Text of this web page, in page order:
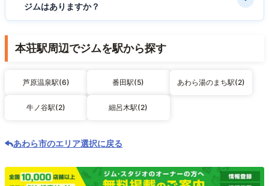
ジムはありますか？
本荘駅周辺でジムを駅から探す
芦原温泉駅(6) 番田駅(5) あわら湯のまち駅(2)
牛ノ谷駅(2) 細呂木駅(2)
あわら市のエリア選択に戻る